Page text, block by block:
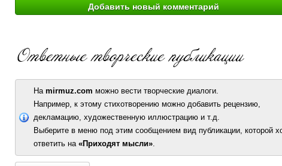
На mirmuz.com можно вести творческие диалоги.
Например, к этому стихотворению можно добавить рецензию,
декламацию, художественную иллюстрацию и т.д.
Выберите в меню под этим сообщением вид публикации, которой
ответить на «Приходят мысли».